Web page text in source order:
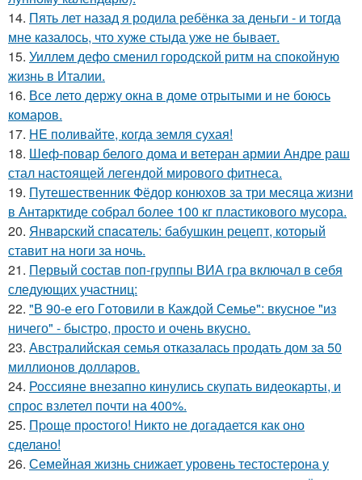
14. Пять лет назад я родила ребёнка за деньги - и тогда
мне казалось, что хуже стыда уже не бывает.
15. Уиллем дефо сменил городской ритм на спокойную
жизнь в Италии.
16. Все лето держу окна в доме отрытыми и не боюсь
комаров.
17. HE поливайте, когда земля сухая!
18. Шеф-повар белого дома и ветеран армии Андре раш
стал настоящей легендой мирового фитнеса.
19. Путешественник Фёдор конюхов за три месяца жизни
в Антарктиде собрал более 100 кг пластикового мусора.
20. Янвapский спacaтель: бабушкин рецепт, который
ставит на ноги за ночь.
21. Первый состав поп-группы ВИА гра включал в себя
следующих участниц:
22. "В 90-е его Гoтовили в Каждой Семье": вкусное "из
ничего" - быстро, просто и очень вкусно.
23. Австралийская семья отказалась продать дом за 50
миллионов долларов.
24. Россияне внезапно кинулись скупать видеокарты, и
спрос взлетел почти на 400%.
25. Пpoще пpocтого! Никто не догадается как оно
сделано!
26. Семейная жизнь снижает уровень тестостерона у